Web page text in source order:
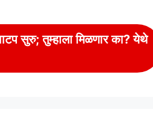
सुरु; तुम्हाला मिळणार का? येथे